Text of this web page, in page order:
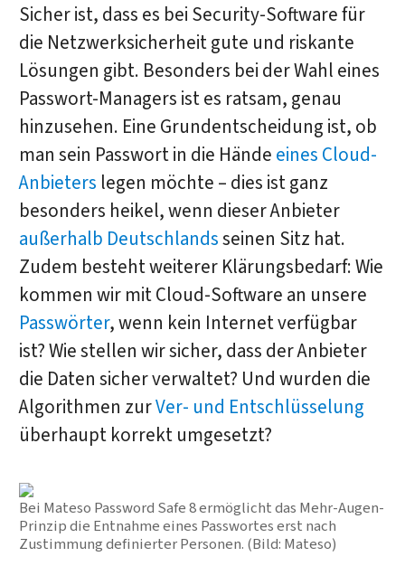
Sicher ist, dass es bei Security-Software für
die Netzwerksicherheit gute und riskante
Lösungen gibt. Besonders bei der Wahl eines
Passwort-Managers ist es ratsam, genau
hinzusehen. Eine Grundentscheidung ist, ob
man sein Passwort in die Hände eines Cloud-
Anbieters legen möchte – dies ist ganz
besonders heikel, wenn dieser Anbieter
außerhalb Deutschlandsseinen Sitz hat.
Zudem besteht weiterer Klärungsbedarf: Wie
kommen wir mit Cloud-Software an unsere
Passwörter, wenn kein Internet verfügbar
ist? Wie stellen wir sicher, dass der Anbieter
die Daten sicher verwaltet? Und wurden die
Algorithmen zurVer- und Entschlüsselung
überhaupt korrekt umgesetzt?
Bei Mateso Password Safe 8 ermöglicht das Mehr-Augen-
Prinzip die Entnahme eines Passwortes erst nach
Zustimmung definierter Personen. (Bild: Mateso)